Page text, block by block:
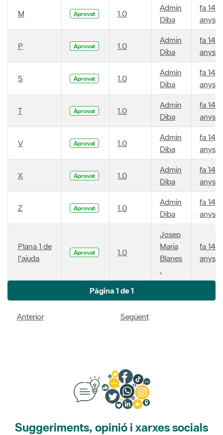
M Aprovat 1.0
Admin
Diba
fa 14
anys
P Aprovat 1.0
Admin
Diba
fa 14
anys
S Aprovat 1.0
Admin
Diba
fa 14
anys
T Aprovat 1.0
Admin
Diba
fa 14
anys
V Aprovat 1.0
Admin
Diba
fa 14
anys
X Aprovat 1.0
Admin
Diba
fa 14
anys
Z Aprovat 1.0
Admin
Diba
fa 14
anys
Plana 1 de
l'ajuda
Aprovat 1.0
Josep
Maria
Blanes
.
fa 14
anys
Pàgina 1 de 1
Anterior Següent
Suggeriments, opinió i xarxes socials